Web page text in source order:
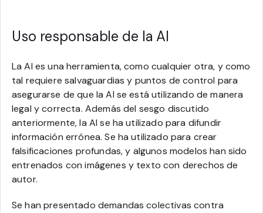
Uso responsable de la AI
La AI es una herramienta, como cualquier otra, y como
tal requiere salvaguardias y puntos de control para
asegurarse de que la AI se está utilizando de manera
legal y correcta. Además del sesgo discutido
anteriormente, la AI se ha utilizado para difundir
información errónea. Se ha utilizado para crear
falsificaciones profundas, y algunos modelos han sido
entrenados con imágenes y texto con derechos de
autor.
Se han presentado demandas colectivas contra